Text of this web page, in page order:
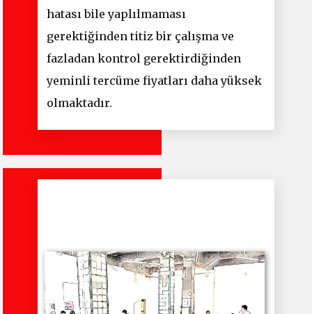
hatası bile yaplılmaması
gerektiğinden titiz bir çalışma ve
fazladan kontrol gerektirdiğinden
yeminli tercüme fiyatları daha yüksek
olmaktadır.